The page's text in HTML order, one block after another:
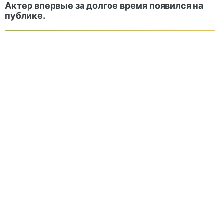
Актер впервые за долгое время появился на
публике.